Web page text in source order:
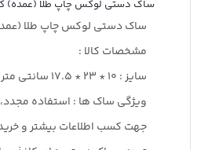
ساک دستی لوکس چاپ طلا (عمده) کد
ساک دستی لوکس چاپ طلا
مشخصات کالا :
سایز : 10 * 23 * 17.5 سانتی متر
ویژگی ساک ها : استفاده
جهت کسب اطلاعات بیشتر و خرید عمده با شماره